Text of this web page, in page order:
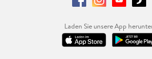
Laden Sie unsere App